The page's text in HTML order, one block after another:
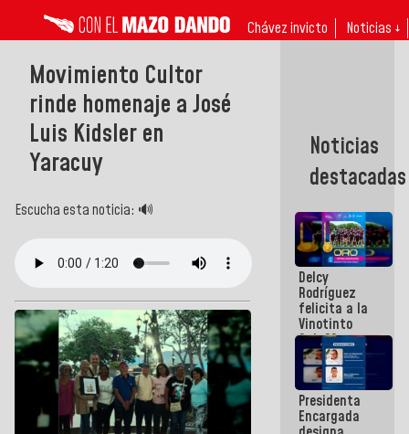
Chávez invicto Noticias ↓
Movimiento Cultor
rinde homenaje a José
Luis Kidsler en
Yaracuy
Escucha esta noticia: 🔊
Noticias
destacadas
Delcy
Rodríguez
felicita a la
Vinotinto
Sub 20
campeona
frente
México Sub
23 en los
Centroamericanos
Presidenta
Encargada